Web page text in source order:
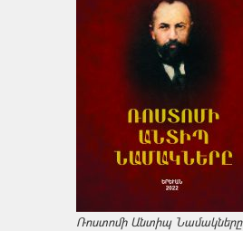
Ռոստոմի Անտիպ Նամակները